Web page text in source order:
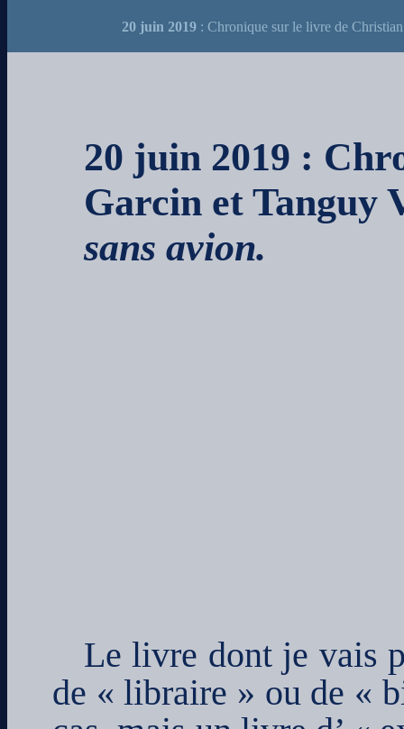
20 juin 2019 : Chronique sur le livre de
20 juin 2019 :
Garcin et Tanguy
sans avion.
Le livre dont je vais
de « libraire » ou de «